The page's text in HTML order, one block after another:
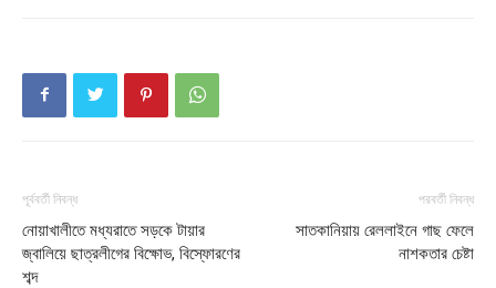
পূর্ববর্তী নিবন্ধ
নোয়াখালীতে মধ্যরাতে সড়কে টায়ার
জ্বালিয়ে ছাত্রলীগের বিক্ষোভ, বিস্ফোরণের
শব্দ
পরবর্তী নিবন্ধ
সাতকানিয়ায় রেললাইনে গাছ ফেলে
নাশকতার চেষ্টা